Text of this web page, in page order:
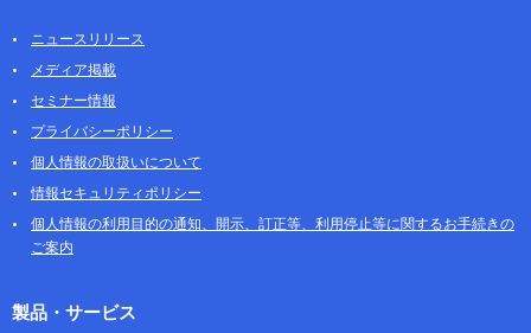
ニュースリリース
メディア掲載
セミナー情報
プライバシーポリシー
個人情報の取扱いについて
情報セキュリティポリシー
個人情報の利用目的の通知、開示、訂正等、利用停止等に関するお手続きの
ご案内
製品・サービス